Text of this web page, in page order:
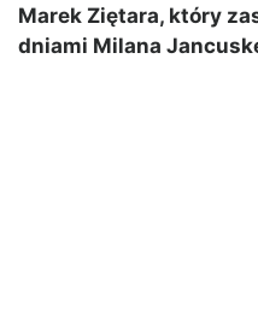
Marek Ziętara, który
dniami Milana